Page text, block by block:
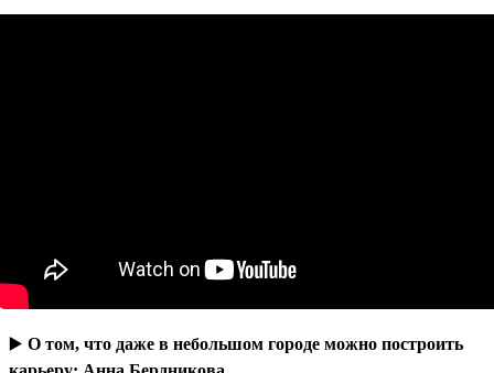
▶️ О том, что даже в небольшом городе можно построить